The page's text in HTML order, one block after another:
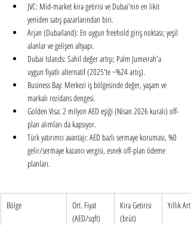
JVC: Mid-market kira getirisi ve Dubai'nin en likit
yeniden satış pazarlarından biri.
Arjan (Dubailand): En uygun freehold giriş noktası; yeşil
alanlar ve gelişen altyapı.
Dubai Islands: Sahil değer artışı; Palm Jumeirah'a
uygun fiyatlı alternatif (2025'te ~%24 artış).
Business Bay: Merkezi iş bölgesinde değer, yaşam ve
markalı rezidans dengesi.
Golden Visa: 2 milyon AED eşiği (Nisan 2026 kuralı) off-
plan alımları da kapsıyor.
Türk yatırımcı avantajı: AED bazlı sermaye koruması, %0
gelir/sermaye kazancı vergisi, esnek off-plan ödeme
planları.
Bölge
Ort. Fiyat
(AED/sqft)
Kira Getirisi
(brüt)
Yıllık Artış